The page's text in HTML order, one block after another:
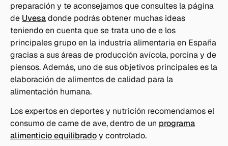
preparación y te aconsejamos que consultes la página
de Uvesadonde podrás obtener muchas ideas
teniendo en cuenta que se trata uno de e los
principales grupo en la industria alimentaria en España
gracias a sus áreas de producción avícola, porcina y de
piensos. Además, uno de sus objetivos principales es la
elaboración de alimentos de calidad para la
alimentación humana.
Los expertos en deportes y nutrición recomendamos el
consumo de carne de ave, dentro de un programa
alimenticio equilibradoy controlado.